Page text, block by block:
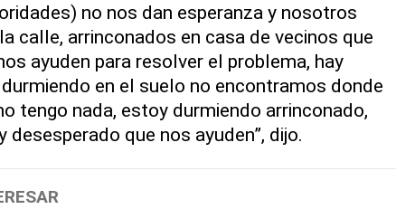
no nos dan esperanza y nosotros
calle, arrinconados en casa de vecinos que
ayuden para resolver el problema, hay
en el suelo no encontramos donde
tengo nada, estoy durmiendo arrinconado,
desesperado que nos ayuden”, dijo.